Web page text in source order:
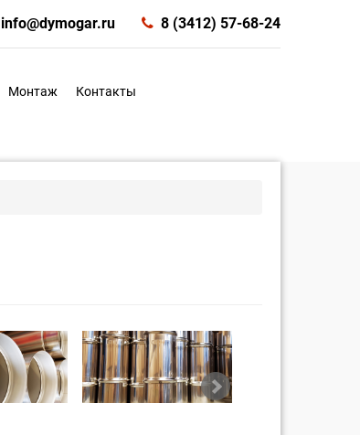
info@dymogar.ru 8 (3412) 57-68-24
Монтаж Контакты